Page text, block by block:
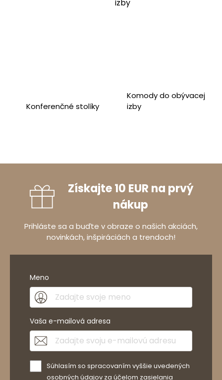
Konferenčné stolíky
Komody do obývacej
izby
Získajte 10 EUR na prvý
nákup
Prihláste sa a buďte v obraze o našich akciách,
novinkách, inšpiráciách a trendoch!
Meno
Vaša e-mailová adresa
Súhlasím so spracovaním vyššie uvedených
osobných údajov za účelom zasielania